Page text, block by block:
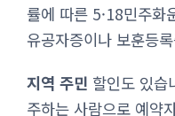
률에 따른 5·18민주화
유공자증이나 보훈등
지역 주민 할인도 있습
주하는 사람으로 예약